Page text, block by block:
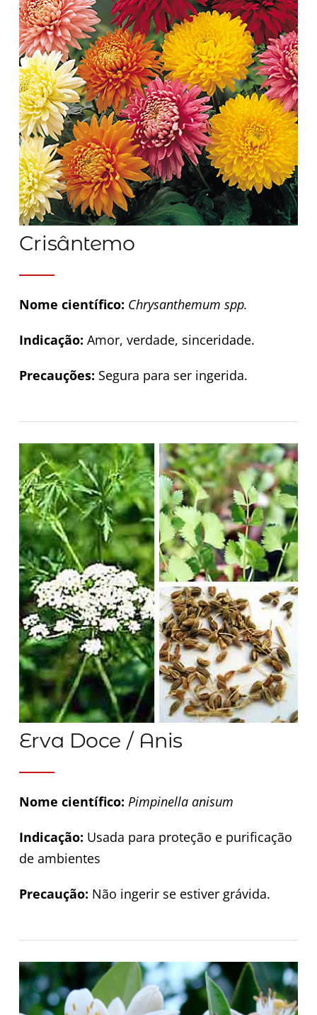
Crisântemo
Nome científico: Chrysanthemum spp.
Indicação: Amor, verdade, sinceridade.
Precauções: Segura para ser ingerida.
Erva Doce / Anis
Nome científico: Pimpinella anisum
Indicação: Usada para proteção e purificação
de ambientes
Precaução: Não ingerir se estiver grávida.